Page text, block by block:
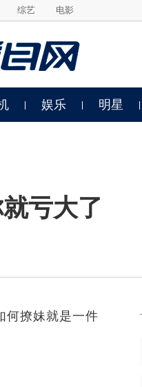
综艺 电影
娱乐 明星
亏大了
撩妹就是一件